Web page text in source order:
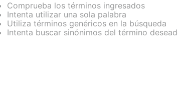
Comprueba los términos ingresados
Intenta utilizar una sola palabra
Utiliza términos genéricos en la búsqueda
Intenta buscar sinónimos del término